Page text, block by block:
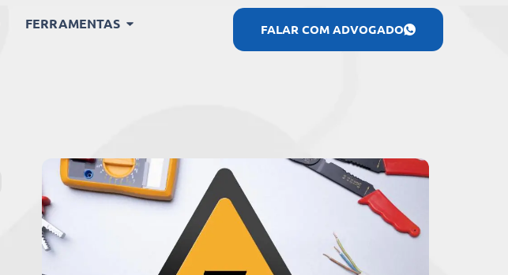
FERRAMENTAS FALAR COM ADVOGADO